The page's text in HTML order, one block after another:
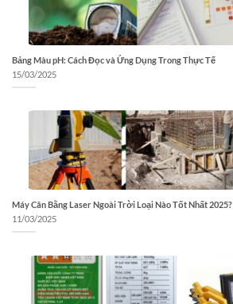
Bảng Màu pH: Cách Đọc và Ứng Dụng Trong Thực Tế
15/03/2025
Máy Cân Bằng Laser Ngoài Trời Loại Nào Tốt Nhất 2025?
11/03/2025